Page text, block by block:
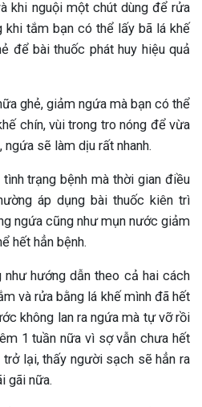
khi nguội một chút dùng để rửa
khi tắm bạn có thể lấy bã lá khế
để bài thuốc phát huy hiệu quả
ghẻ, giảm ngứa mà bạn có thể
chín, vùi trong tro nóng để vừa
sẽ làm dịu rất nhanh.
trạng bệnh mà thời gian điều
áp dụng bài thuốc kiên trì
ngứa cũng như mụn nước giảm
hết hẳn bệnh.
như hướng dẫn theo cả hai cách
và rửa bằng lá khế mình đã hết
không lan ra ngứa mà tự vỡ rồi
1 tuần nữa vì sợ vẫn chưa hết
trở lại, thấy người sạch sẽ hẳn ra
gãi nữa.